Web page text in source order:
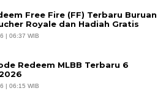
Free Fire (FF) Terbaru Buruan
Royale dan Hadiah Gratis
| 06:37 WIB
Redeem MLBB Terbaru 6
| 06:15 WIB